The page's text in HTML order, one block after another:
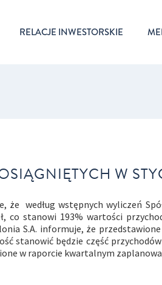
RELACJE INWESTORSKIE
W
że według wstępnych wyliczeń
co stanowi 193% wartości
S.A. informuje, że
stanowić będzie część
w raporcie kwartalnym